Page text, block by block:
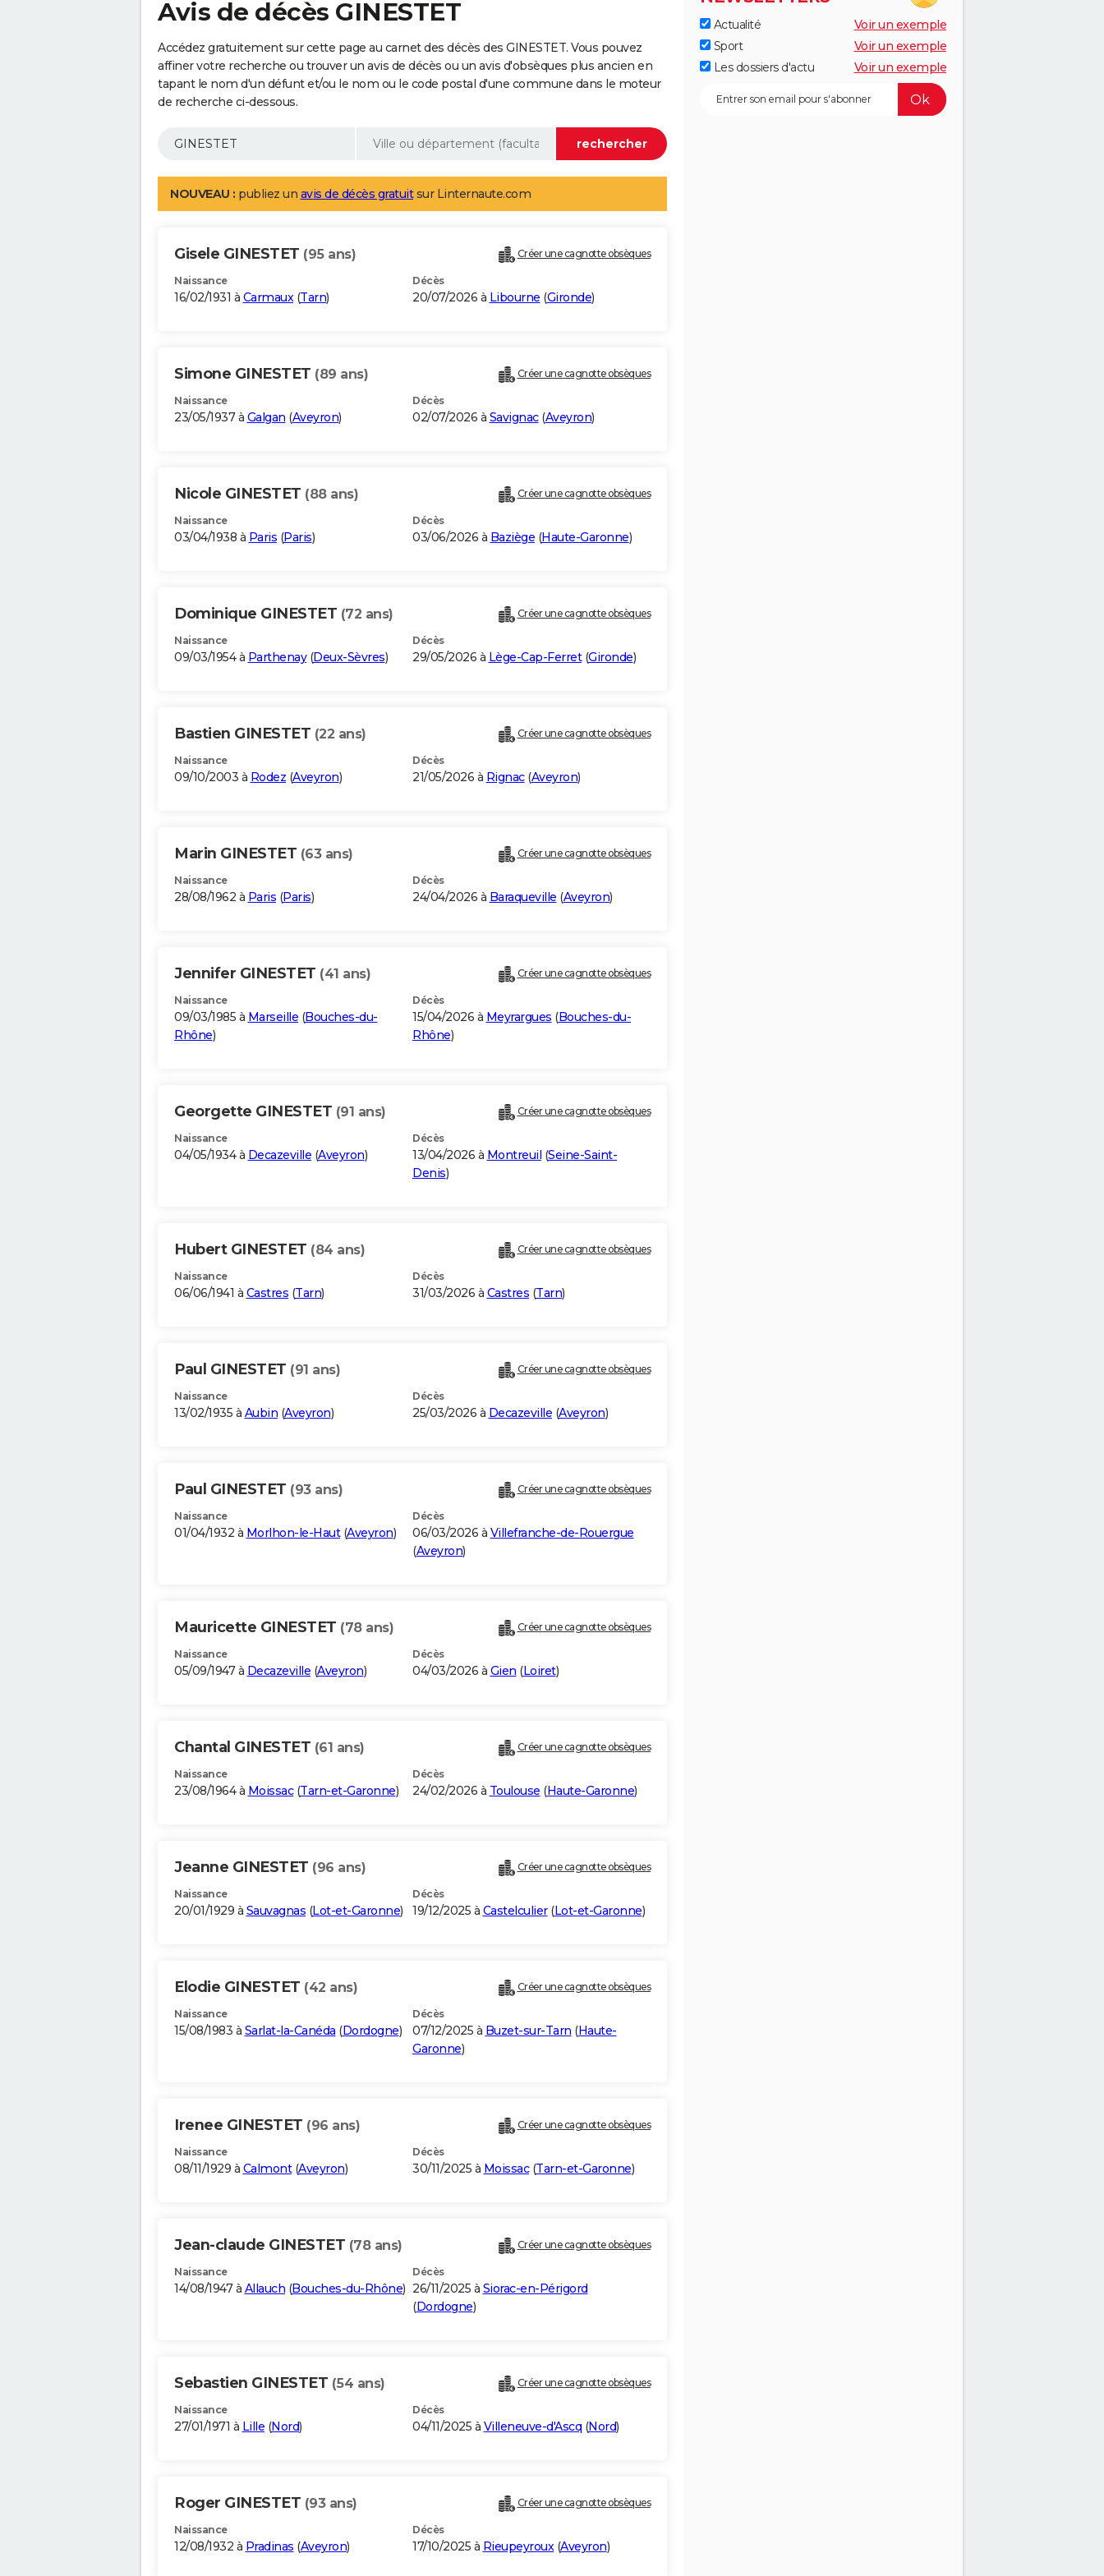
Avis de décès GINESTET
Accédez gratuitement sur cette page au carnet des décès des GINESTET. Vous pouvez
affiner votre recherche ou trouver un avis de décès ou un avis d'obsèques plus ancien en
tapant le nom d'un défunt et/ou le nom ou le code postal d'une commune dans le moteur
de recherche ci-dessous.
NOUVEAU : publiez un avis de décès gratuitsur Linternaute.com
Gisele GINESTET (95 ans) Créer une cagnotte obsèques
Naissance
16/02/1931 à Carmaux(Tarn)
Décès
20/07/2026 à Libourne (Gironde)
Simone GINESTET (89 ans) Créer une cagnotte obsèques
Naissance
23/05/1937 à Galgan (Aveyron)
Décès
02/07/2026 à Savignac(Aveyron)
Nicole GINESTET (88 ans) Créer une cagnotte obsèques
Naissance
03/04/1938 à Paris (Paris)
Décès
03/06/2026 à Baziège (Haute-Garonne)
Dominique GINESTET (72 ans) Créer une cagnotte obsèques
Naissance
09/03/1954 à Parthenay(Deux-Sèvres)
Décès
29/05/2026 à Lège-Cap-Ferret(Gironde)
Bastien GINESTET (22 ans) Créer une cagnotte obsèques
Naissance
09/10/2003 à Rodez (Aveyron)
Décès
21/05/2026 à Rignac(Aveyron)
Marin GINESTET (63 ans) Créer une cagnotte obsèques
Naissance
28/08/1962 à Paris (Paris)
Décès
24/04/2026 à Baraqueville (Aveyron)
Jennifer GINESTET (41 ans) Créer une cagnotte obsèques
Naissance
09/03/1985 à Marseille (Bouches-du-
Rhône)
Décès
15/04/2026 à Meyrargues (Bouches-du-
Rhône)
Georgette GINESTET (91 ans) Créer une cagnotte obsèques
Naissance
04/05/1934 à Decazeville (Aveyron)
Décès
13/04/2026 à Montreuil (Seine-Saint-
Denis)
Hubert GINESTET (84 ans) Créer une cagnotte obsèques
Naissance
06/06/1941 à Castres (Tarn)
Décès
31/03/2026 à Castres (Tarn)
Paul GINESTET (91 ans) Créer une cagnotte obsèques
Naissance
13/02/1935 à Aubin (Aveyron)
Décès
25/03/2026 à Decazeville (Aveyron)
Paul GINESTET (93 ans) Créer une cagnotte obsèques
Naissance
01/04/1932 à Morlhon-le-Haut(Aveyron)
Décès
06/03/2026 à Villefranche-de-Rouergue
(Aveyron)
Mauricette GINESTET (78 ans) Créer une cagnotte obsèques
Naissance
05/09/1947 à Decazeville (Aveyron)
Décès
04/03/2026 à Gien (Loiret)
Chantal GINESTET (61 ans) Créer une cagnotte obsèques
Naissance
23/08/1964 à Moissac(Tarn-et-Garonne)
Décès
24/02/2026 à Toulouse (Haute-Garonne)
Jeanne GINESTET (96 ans) Créer une cagnotte obsèques
Naissance
20/01/1929 à Sauvagnas (Lot-et-Garonne)
Décès
19/12/2025 à Castelculier(Lot-et-Garonne)
Elodie GINESTET (42 ans) Créer une cagnotte obsèques
Naissance
15/08/1983 à Sarlat-la-Canéda (Dordogne)
Décès
07/12/2025 à Buzet-sur-Tarn (Haute-
Garonne)
Irenee GINESTET (96 ans) Créer une cagnotte obsèques
Naissance
08/11/1929 à Calmont(Aveyron)
Décès
30/11/2025 à Moissac(Tarn-et-Garonne)
Jean-claude GINESTET (78 ans) Créer une cagnotte obsèques
Naissance
14/08/1947 à Allauch (Bouches-du-Rhône)
Décès
26/11/2025 à Siorac-en-Périgord
(Dordogne)
Sebastien GINESTET (54 ans) Créer une cagnotte obsèques
Naissance
27/01/1971 à Lille (Nord)
Décès
04/11/2025 à Villeneuve-d'Ascq (Nord)
Roger GINESTET (93 ans) Créer une cagnotte obsèques
Naissance
12/08/1932 à Pradinas (Aveyron)
Décès
17/10/2025 à Rieupeyroux(Aveyron)
Actualité
Voir un exemple
Sport
Voir un exemple
Les dossiers d'actu
Voir un exemple